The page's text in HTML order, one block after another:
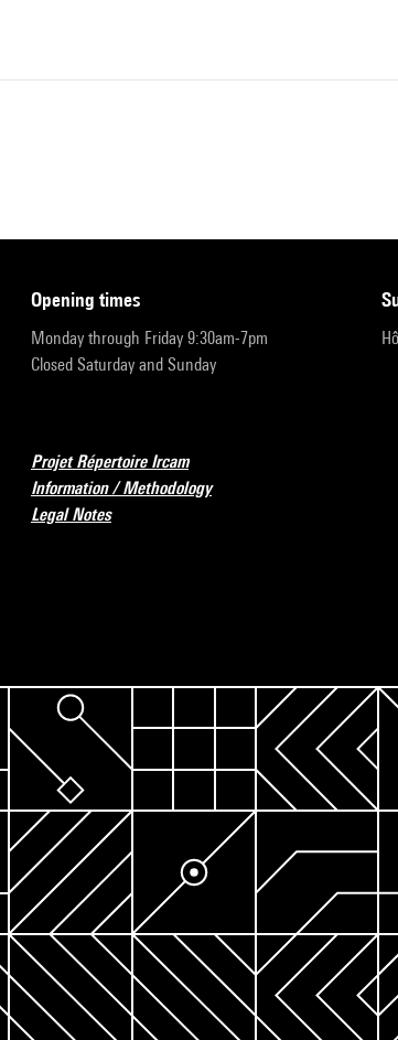
opening times
Monday through Friday 9:30am-7pm
Closed Saturday and Sunday
Projet Répertoire Ircam
Information / Methodology
Legal Notes